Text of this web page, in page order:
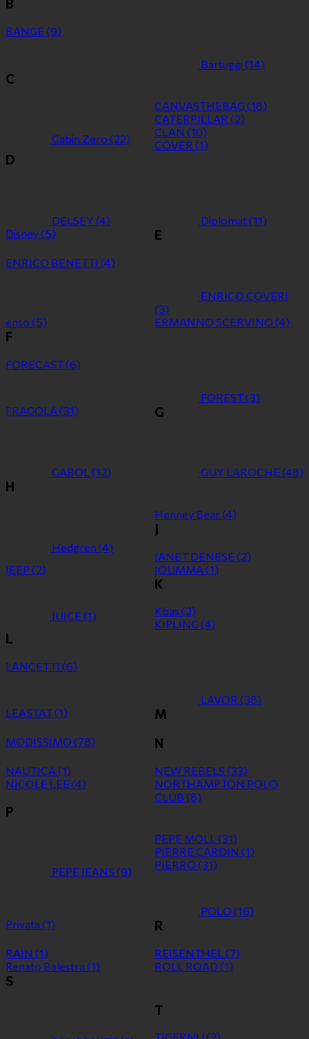
BANGE (9)
Bartuggi (14)
C
Cabin Zero (22)
CANVASTHEBAG (18)
CATERPILLAR (2)
CLAN (10)
COVER (1)
D
DELSEY (4) Diplomat(11)
Disney(5) E
ENRICO BENETTI (4)
ENRICO COVERI
(3)
enso (5) ERMANNO SCERVINO (4)
F
FORECAST(6)
FOREST(3)
FRAGOLA (31) G
GABOL(12) GUY LAROCHE (48)
H
Hedgren (4)
Henney Bear(4)
J
JANET DENESE (2)
JEEP (2) JOUMMA (1)
JUICE (1)
K
Kbas (2)
KIPLING (4)
L
LANCETTI (6)
LAVOR (38)
LEASTAT(1) M
MODISSIMO (78) N
NAUTICA (1) NEW REBELS (33)
NICOLE LEE (4)
NORTHAMPTON POLO
CLUB (8)
P
PEPE JEANS (9)
PEPE MOLL(31)
PIERRE CARDIN (1)
PIERRO (31)
POLO (16)
Privata (1) R
RAIN (1) REISENTHEL(7)
Renato Balestra (1) ROLL ROAD (1)
S
T